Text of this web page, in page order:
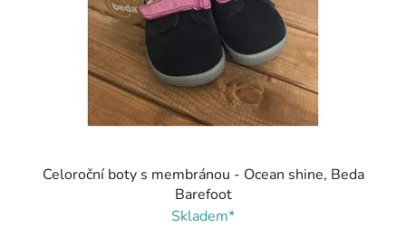
Celoroční boty s membránou - Ocean shine, Beda
Barefoot
Skladem*